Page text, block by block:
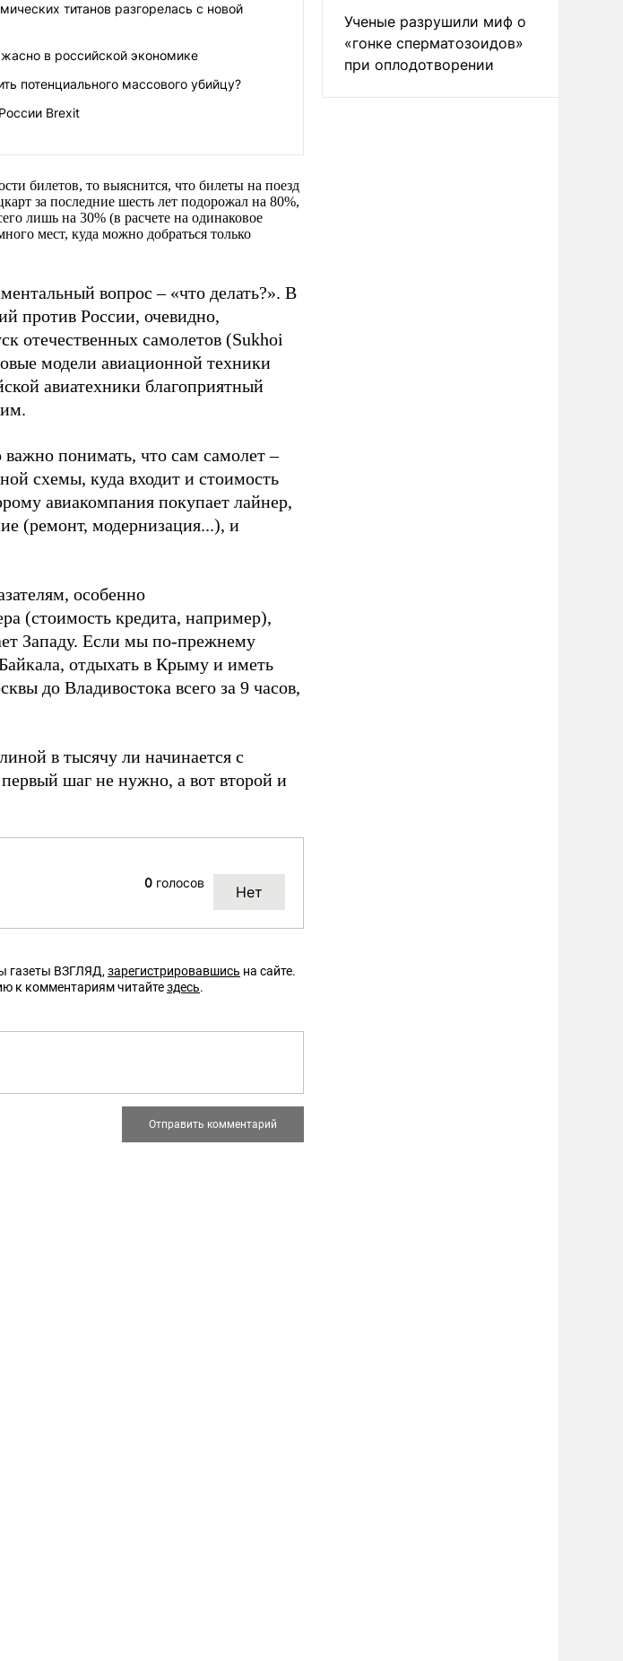
титанов разгорелась с новой
в российской экономике
потенциального массового убийцу?
Brexit
билетов, то выяснится, что билеты на поезд
за последние шесть лет подорожал на 80%,
лишь на 30% (в расчете на одинаковое
мест, куда можно добраться только
вопрос – «что делать?». В
против России, очевидно,
отечественных самолетов (Sukhoi
модели авиационной техники
авиатехники благоприятный
важно понимать, что сам самолет –
схемы, куда входит и стоимость
авиакомпания покупает лайнер,
(ремонт, модернизация...), и
особенно
(стоимость кредита, например),
Западу. Если мы по-прежнему
отдыхать в Крыму и иметь
до Владивостока всего за 9 часов,
в тысячу ли начинается с
шаг не нужно, а вот второй и
0 голосов
газеты ВЗГЛЯД, зарегистрировавшись на сайте.
к комментариям читайтездесь.
Ученые разрушили миф о
«гонке сперматозоидов»
при оплодотворении